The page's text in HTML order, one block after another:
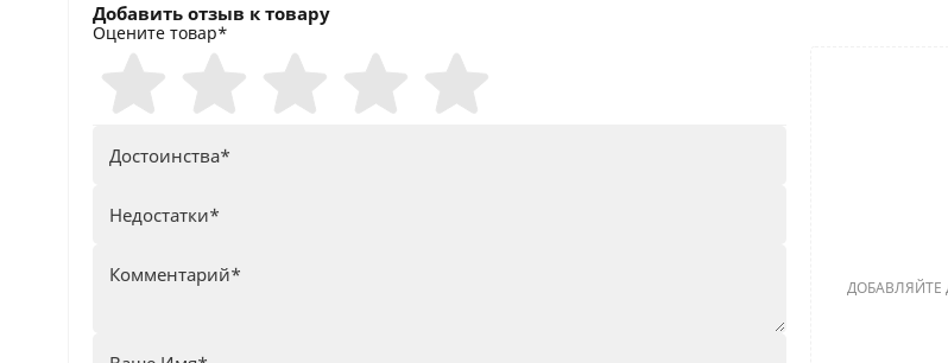
Добавить отзыв к товару
Оцените товар*
ДОБАВЛЯЙТЕ